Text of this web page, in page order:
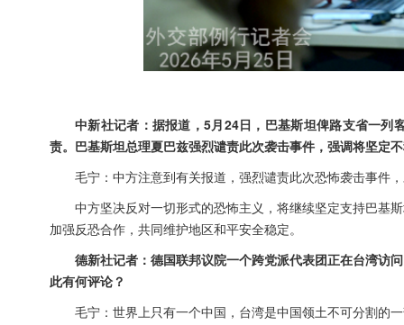
中新社记者：据报道，5月24日，巴基斯坦俾路支省一列
责。巴基斯坦总理夏巴兹强烈谴责此次袭击事件，强调将坚定
毛宁：中方注意到有关报道，强烈谴责此次恐怖袭击事件
中方坚决反对一切形式的恐怖主义，将继续坚定支持巴基
加强反恐合作，共同维护地区和平安全稳定。
德新社记者：德国联邦议院一个跨党派代表团正在台湾访
此有何评论？
毛宁：世界上只有一个中国，台湾是中国领土不可分割的